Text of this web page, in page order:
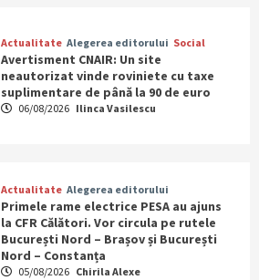
Actualitate Alegerea editorului Social
Avertisment CNAIR: Un site
neautorizat vinde roviniete cu taxe
suplimentare de până la 90 de euro
06/08/2026 Ilinca Vasilescu
Actualitate Alegerea editorului
Primele rame electrice PESA au ajuns
la CFR Călători. Vor circula pe rutele
București Nord – Brașov și București
Nord – Constanța
05/08/2026 Chirila Alexe